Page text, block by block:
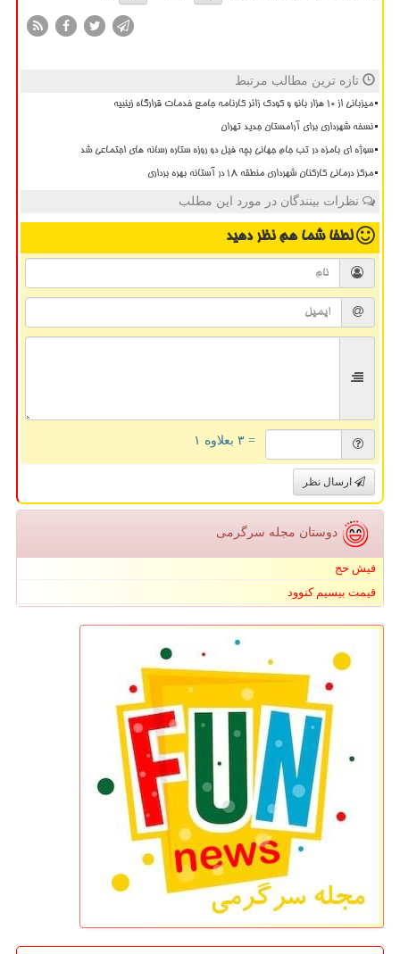
تازه ترین مطالب مرتبط
میزبانی از ۱۰ هزار بانو و کودک زائر کارنامه جامع خدمات قرارگاه زینبیه
نسخه شهرداری برای آرامستان جدید تهران
سوژه ای بامزه در تب جام جهانی بچه فیل دو روزه ستاره رسانه های اجتماعی شد
مرکز درمانی کارکنان شهرداری منطقه ۱۸ در آستانه بهره برداری
نظرات بینندگان در مورد این مطلب
لطفا شما همنظر دهید
= ۳ بعلاوه ۱
ارسال نظر
دوستان مجله سرگرمی
فیش حج
قیمت بیسیم کنوود